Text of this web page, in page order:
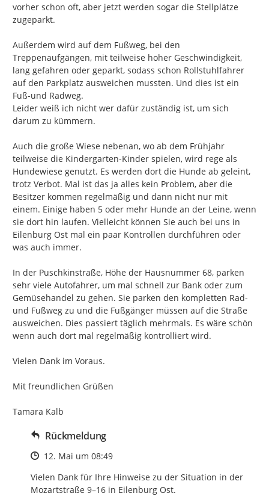
vorher schon oft, aber jetzt werden sogar die Stellplätze
zugeparkt.
Außerdem wird auf dem Fußweg, bei den
Treppenaufgängen, mit teilweise hoher Geschwindigkeit,
lang gefahren oder geparkt, sodass schon Rollstuhlfahrer
auf den Parkplatz ausweichen mussten. Und dies ist ein
Fuß-und Radweg.
Leider weiß ich nicht wer dafür zuständig ist, um sich
darum zu kümmern.
Auch die große Wiese nebenan, wo ab dem Frühjahr
teilweise die Kindergarten-Kinder spielen, wird rege als
Hundewiese genutzt. Es werden dort die Hunde ab geleint,
trotz Verbot. Mal ist das ja alles kein Problem, aber die
Besitzer kommen regelmäßig und dann nicht nur mit
einem. Einige haben 5 oder mehr Hunde an der Leine, wenn
sie dort hin laufen. Vielleicht können Sie auch bei uns in
Eilenburg Ost mal ein paar Kontrollen durchführen oder
was auch immer.
In der Puschkinstraße, Höhe der Hausnummer 68, parken
sehr viele Autofahrer, um mal schnell zur Bank oder zum
Gemüsehandel zu gehen. Sie parken den kompletten Rad-
und Fußweg zu und die Fußgänger müssen auf die Straße
ausweichen. Dies passiert täglich mehrmals. Es wäre schön
wenn auch dort mal regelmäßig kontrolliert wird.
Vielen Dank im Voraus.
Mit freundlichen Grüßen
Tamara Kalb
Rückmeldung
Zeitpunkt des Erstellens
12. Mai um 08:49
Vielen Dank für Ihre Hinweise zu der Situation in der
Mozartstraße 9–16 in Eilenburg Ost.